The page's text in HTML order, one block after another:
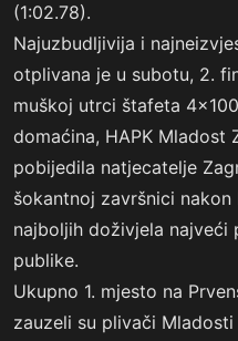
(1:02.78).
Najuzbudljivija i
otplivana je u subotu, 2.
muškoj utrci štafeta
domaćina, HAPK Mladost
pobijedila natjecatelje
šokantnoj završnici
najboljih doživjela najveći
publike.
Ukupno 1. mjesto na
zauzeli su plivači